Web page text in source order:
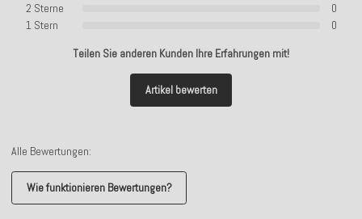
2 Sterne
0
1 Stern
0
Teilen Sie anderen Kunden Ihre Erfahrungen mit!
Artikel bewerten
Alle Bewertungen:
Wie funktionieren Bewertungen?